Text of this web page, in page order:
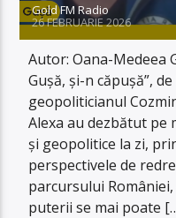
Gold FM Radio
26 FEBRUARIE 2026
Autor: Oana-Medeea
Gușă, și-n căpușă”,
geopoliticianul
Alexa au dezbătut pe
și geopolitice la zi,
perspectivele de
parcursului
puterii se mai poate